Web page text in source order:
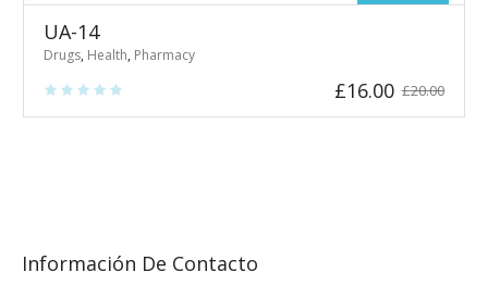
UA-14
Drugs, Health, Pharmacy
£20.00
El
precio
£16.00 El
precio
Información De Contacto